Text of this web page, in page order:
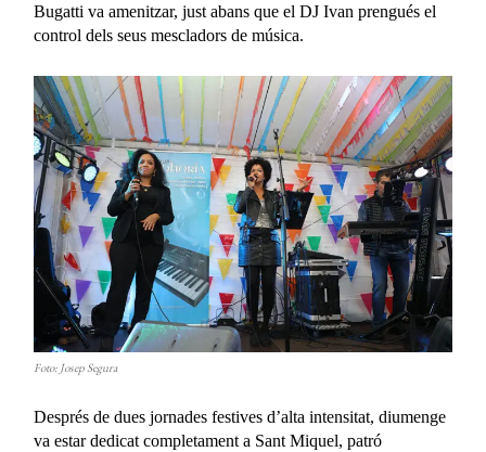
Bugatti va amenitzar, just abans que el DJ Ivan prengués el
control dels seus mescladors de música.
Foto: Josep Segura
Després de dues jornades festives d’alta intensitat, diumenge
va estar dedicat completament a Sant Miquel, patró